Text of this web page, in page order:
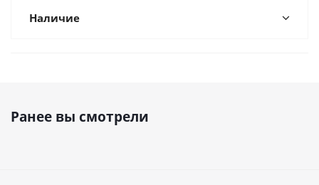
Наличие
Ранее вы смотрели